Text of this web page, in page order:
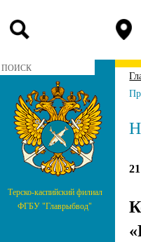
Терско-каспийский филиал
ФГБУ "Главрыбвод"